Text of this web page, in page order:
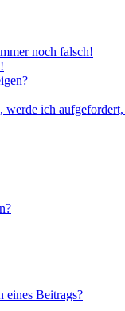
noch falsch!
ich
eines Beitrags?